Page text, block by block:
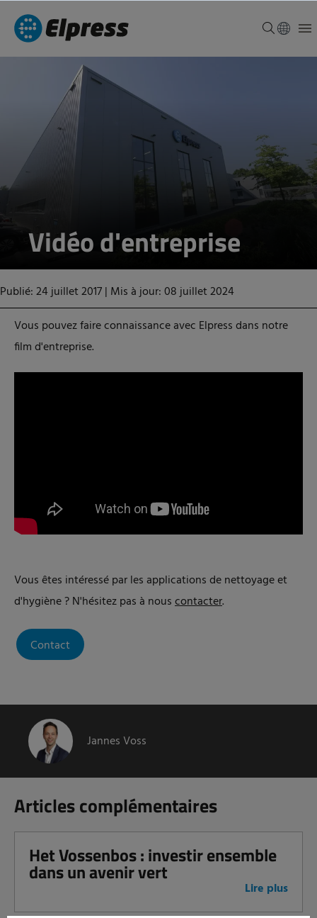
Vidéo d'entreprise
Publié: 24 juillet 2017| Mis à jour: 08 juillet 2024
Vous pouvez faire connaissance avec Elpress dans notre
film d'entreprise.
Vous êtes intéressé par les applications de nettoyage et
d'hygiène ? N'hésitez pas à nouscontacter.
Contact
Jannes Voss
Articles complémentaires
Het Vossenbos : investir ensemble
dans un avenir vert
Lire plus